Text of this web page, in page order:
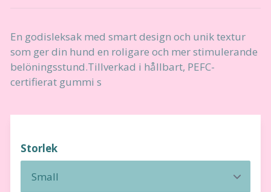
En godisleksak med smart design och unik textur
som ger din hund en roligare och mer stimulerande
belöningsstund.Tillverkad i hållbart, PEFC-
certifierat gummi s
Storlek